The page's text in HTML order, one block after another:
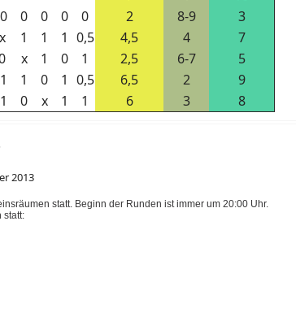
0 0 0 0 0 2 8-9
3
x 1 1 1 0,5 4,5 4
7
x 1 0 1 2,5 6-7
5
1 1 0 1 0,5 6,5 2
9
1 0 x 1 1 6 3 8
2013
statt. Beginn der Runden ist immer um 20:00 Uhr.
statt: